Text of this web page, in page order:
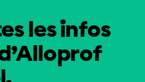
les infos